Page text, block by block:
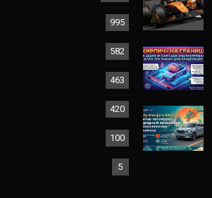
995
582
463
420
100
5